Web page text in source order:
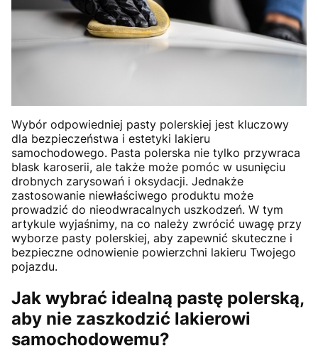
Wybór odpowiedniej pasty polerskiej jest kluczowy
dla bezpieczeństwa i estetyki lakieru
samochodowego. Pasta polerska nie tylko przywraca
blask karoserii, ale także może pomóc w usunięciu
drobnych zarysowań i oksydacji. Jednakże
zastosowanie niewłaściwego produktu może
prowadzić do nieodwracalnych uszkodzeń. W tym
artykule wyjaśnimy, na co należy zwrócić uwagę przy
wyborze pasty polerskiej, aby zapewnić skuteczne i
bezpieczne odnowienie powierzchni lakieru Twojego
pojazdu.
Jak wybrać idealną pastę polerską,
aby nie zaszkodzić lakierowi
samochodowemu?